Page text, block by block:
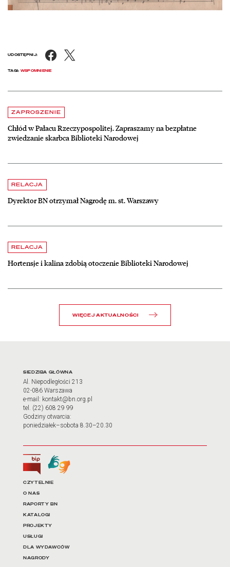
UDOSTĘPNIJ: Facebook
TAGI: WSPOMNIENIE
Aktualności
ZAPROSZENIE
Chłód w Pałacu Rzeczypospolitej. Zapraszamy na bezpłatne
zwiedzanie skarbca Biblioteki Narodowej
czytaj więcej o Chłód w Pałacu Rzeczypospolitej. Zapraszamy na
RELACJA
Dyrektor BN otrzymał Nagrodę m. st. Warszawy
czytaj więcej o Dyrektor BN otrzymał Nagrodę m. st. Warszawy
RELACJA
Hortensje i kalina zdobią otoczenie Biblioteki Narodowej
czytaj więcej o Hortensje i kalina zdobią otoczenie Biblioteki
WIĘCEJ AKTUALNOŚCI
Adres oraz godziny
SIEDZIBA GŁÓWNA
Al. Niepodległości 213
02-086 Warszawa
e-mail: kontakt@bn.org.pl
tel. (22) 608 29 99
Godziny otwarcia:
poniedziałek–sobota 8.30–20.30
Biuletyn Informacji Publicznej
Tłumacz języka migowego
Linki do najważniejszych
CZYTELNIE
O NAS
RAPORTY BN
KATALOGI
PROJEKTY
USŁUGI
DLA WYDAWCÓW
NAGRODY